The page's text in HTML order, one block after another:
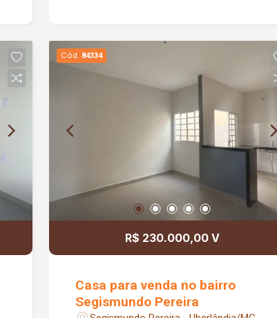
Interfone; Piso em porcelanato;
Ambientes modernos, bem distribuídos
e funcionais, proporcionando conforto e
Cód. 84334
R$ 230.000,00 V
Casa para venda no bairro
Segismundo Pereira